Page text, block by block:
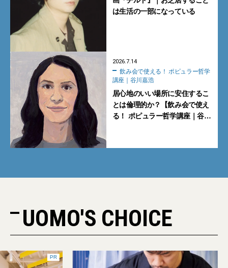
は生活の一部になっている
2026.7.14
飲み会で使える！ ポピュラー哲学
講座｜谷川嘉浩
居心地のいい場所に安住するこ
とは倫理的か？【飲み会で使え
る！ ポピュラー哲学講座｜谷川
UOMO'S CHOICE
PR